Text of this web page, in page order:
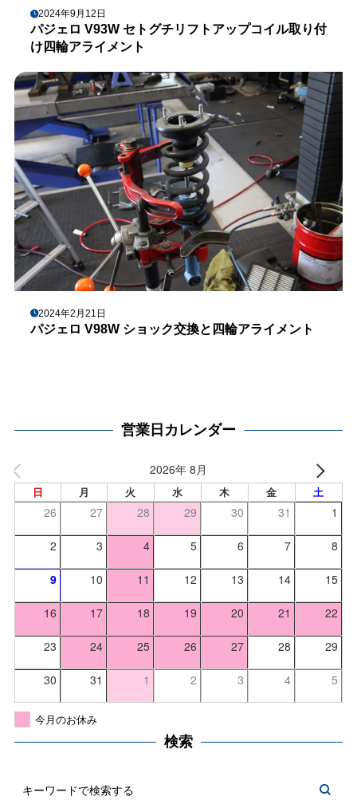
2024年9月12日
パジェロ V93W セトグチリフトアップコイル取り付
け四輪アライメント
2024年2月21日
パジェロ V98W ショック交換と四輪アライメント
営業日カレンダー
2026年 8月
日 月 火 水 木 金 土
26 27 28 29 30 31 1
2 3 4 5 6 7 8
9 10 11 12 13 14 15
16 17 18 19 20 21 22
23 24 25 26 27 28 29
30 31 1 2 3 4 5
今月のお休み
検索